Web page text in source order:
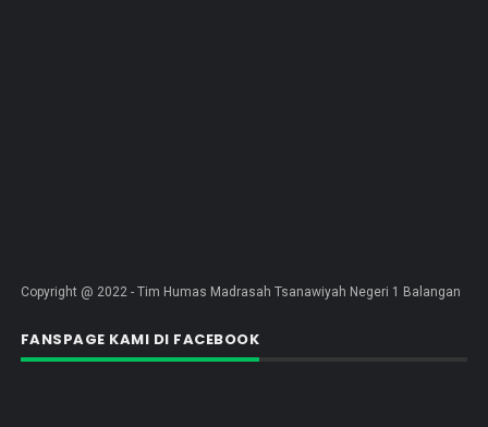
Copyright @ 2022 - Tim Humas Madrasah Tsanawiyah Negeri 1 Balangan
FANSPAGE KAMI DI FACEBOOK